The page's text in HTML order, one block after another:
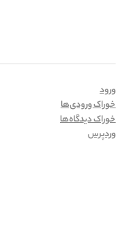
ورود
خوراک ورودی‌ها
خوراک دیدگاه‌ها
وردپرس